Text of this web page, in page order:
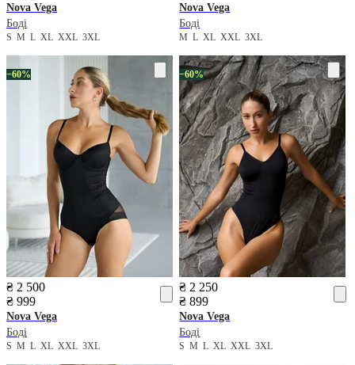
Nova Vega
Боді
S M L XL XXL 3XL
Nova Vega
Боді
MLXLXXL3XL
−60%
₴ 2 500
₴ 999
Nova Vega
Боді
S M L XL XXL 3XL
−60%
₴ 2 250
₴ 899
Nova Vega
Боді
SMLXLXXL3XL